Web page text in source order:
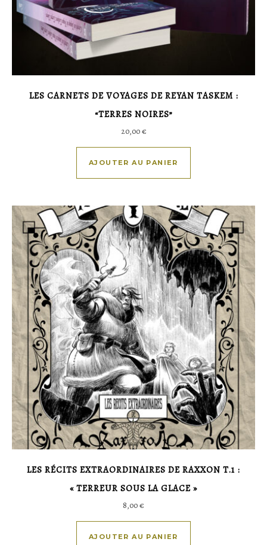
LES CARNETS DE VOYAGES DE REYAN TASKEM :
“TERRES NOIRES”
20,00€
AJOUTER AU PANIER
LES RÉCITS EXTRAORDINAIRES DE RAXXON T.1 :
« TERREUR SOUS LA GLACE »
8,00€
AJOUTER AU PANIER